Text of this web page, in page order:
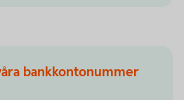
bankkontonummer